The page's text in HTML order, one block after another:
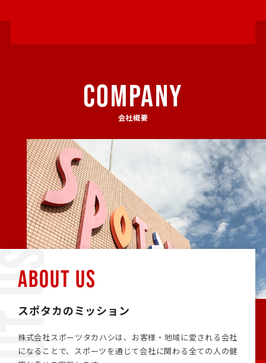
COMPANY
会社概要
ABOUT US
スポタカのミッション
株式会社スポーツタカハシは、お客様・地域に愛される会社
になることで、スポーツを通じて会社に関わる全ての人の健